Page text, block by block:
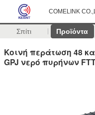
COMELINK
Σπίτι Προϊόντα
Κοινή περάτωση 48
GPJ νερό πυρήνων